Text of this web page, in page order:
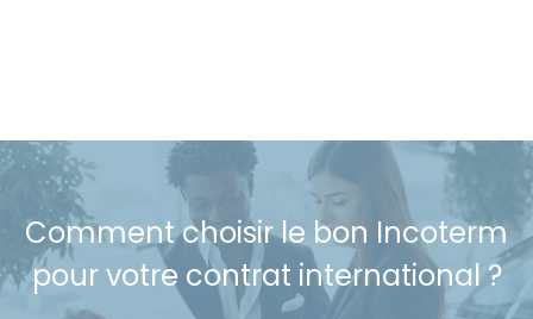
Comment choisir le bon Incoterm
pour votre contrat international ?